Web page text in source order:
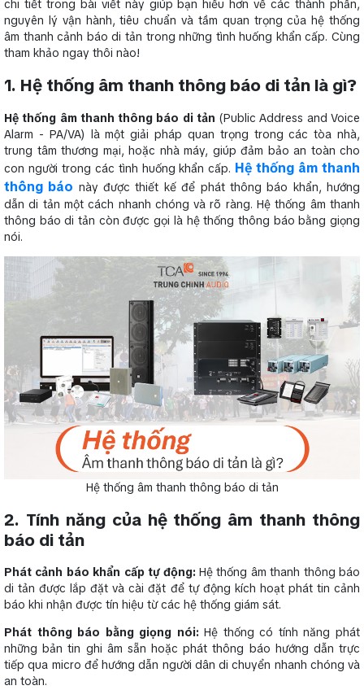
chi tiết trong bài viết này giúp bạn hiểu hơn về các thành phần,
nguyên lý vận hành, tiêu chuẩn và tầm quan trọng của hệ thống
âm thanh cảnh báo di tản trong những tình huống khẩn cấp. Cùng
tham khảo ngay thôi nào!
1. Hệ thống âm thanh thông báo di tản là gì?
Hệ thống âm thanh thông báo di tản (Public Address and Voice
Alarm - PA/VA) là một giải pháp quan trọng trong các tòa nhà,
trung tâm thương mại, hoặc nhà máy, giúp đảm bảo an toàn cho
con người trong các tình huống khẩn cấp. Hệ thống âm thanh
thông báo này được thiết kế để phát thông báo khẩn, hướng
dẫn di tản một cách nhanh chóng và rõ ràng. Hệ thống âm thanh
thông báo di tản còn được gọi là hệ thống thông báo bằng giọng
nói.
Hệ thống âm thanh thông báo di tản
2. Tính năng của hệ thống âm thanh thông
báo di tản
Phát cảnh báo khẩn cấp tự động: Hệ thống âm thanh thông báo
di tản được lắp đặt và cài đặt để tự động kích hoạt phát tin cảnh
báo khi nhận được tín hiệu từ các hệ thống giám sát.
Phát thông báo bằng giọng nói: Hệ thống có tính năng phát
những bản tin ghi âm sẵn hoặc phát thông báo hướng dẫn trực
tiếp qua micro để hướng dẫn người dân di chuyển nhanh chóng và
an toàn.